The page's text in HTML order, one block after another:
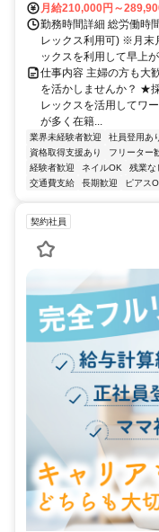
月給210,000円～
勤務時間詳細 総労働時
レックス利用可) ※月末
ックスを利用して早上
仕事内容 主婦の方も大
を活かしませんか？ ★
レックスを活用してワ
が多く在籍...
業界未経験者歓迎 社員登用あ
資格取得支援あり
フリーター
経験者歓迎
ネイルOK 残業な
交通費支給
長期歓迎 ピアス
契約社員